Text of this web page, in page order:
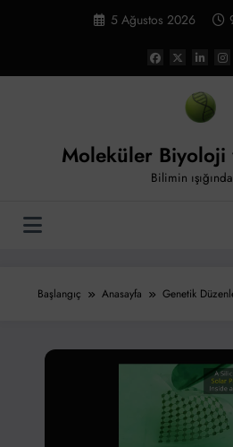
5 Ağustos 2026
Moleküler Biyoloji
Bilimin
Başlangıç Anasayfa Genetik